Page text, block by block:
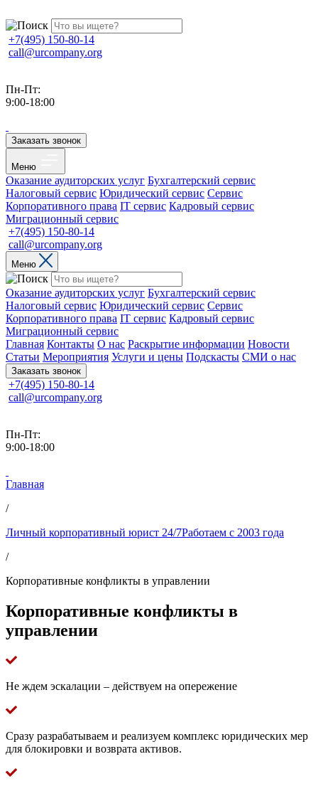
+7(495) 150-80-14
call@urcompany.org
Пн-Пт:
9:00-18:00
Заказать звонок
Меню
Оказание аудиторских услуг Бухгалтерский сервис
Налоговый сервис Юридический сервис Сервис
Корпоративного права IT сервис Кадровый сервис
Миграционный сервис
+7(495) 150-80-14
call@urcompany.org
Меню
Оказание аудиторских услуг Бухгалтерский сервис
Налоговый сервис Юридический сервис Сервис
Корпоративного права IT сервис Кадровый сервис
Миграционный сервис
Главная Контакты О нас Раскрытие информации Новости
Статьи Мероприятия Услуги и цены Подскасты СМИ о нас
Заказать звонок
+7(495) 150-80-14
call@urcompany.org
Пн-Пт:
9:00-18:00
Главная
/
Личный корпоративный юрист 24/7Работаем с 2003 года
/
Корпоративные конфликты в управлении
Корпоративные конфликты в
управлении
Не ждем эскалации – действуем на опережение
Сразу разрабатываем и реализуем комплекс юридических мер
для блокировки и возврата активов.